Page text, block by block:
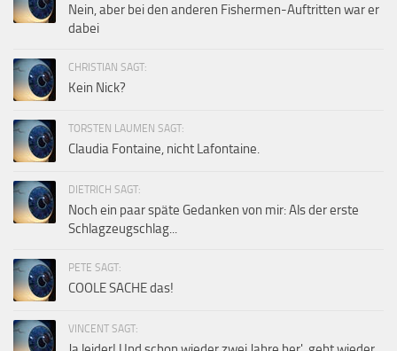
Nein, aber bei den anderen Fishermen-Auftritten war er
dabei
CHRISTIAN SAGT:
Kein Nick?
TORSTEN LAUMEN SAGT:
Claudia Fontaine, nicht Lafontaine.
DIETRICH SAGT:
Noch ein paar späte Gedanken von mir: Als der erste
Schlagzeugschlag...
PETE SAGT:
COOLE SACHE das!
VINCENT SAGT: